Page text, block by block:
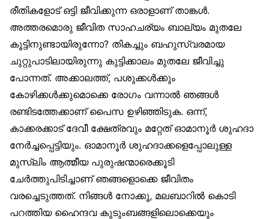
രീതികളോട് ഒട്ടി ജീവിക്കുന്ന ഒരാളാണ് താങ്കൾ.
അത്തരമൊരു ജീവിത സാഹചര്യം ബാല്യം മുതലേ
കൂട്ടിനുണ്ടായിരുന്നോ? തികച്ചും ബഹുസ്വരമായ
ചുറ്റുപാടിലായിരുന്നു കുട്ടിക്കാലം മുതലേ ജീവിച്ചു
പോന്നത്. അക്കാലത്ത്, പശുക്കൾക്കും
കോഴിക്കൾക്കുമൊക്കെ രോഗം വന്നാൽ ഞങ്ങൾ
രണ്ടിടത്തേക്കാണ് പൈസ ഉഴിഞ്ഞിടുക. ഒന്ന്,
കാക്കരക്കാട് ദേവീ ക്ഷേത്രവും മറ്റേത് ഓമാനൂർ ശുഹദാ
നേർച്ചപ്പെട്ടിയും. ഓമാനൂർ ശുഹദാക്കളെപ്പോലുള്ള
മുസ്‌ലിം ആത്മീയ പുരുഷന്മാരെക്കൂടി
ചേർത്തുപിടിച്ചാണ് ഞങ്ങളൊക്കെ ജീവിതം
വരച്ചെടുത്തത്. നിങ്ങൾ നോക്കൂ, മലബാറിൽ കൊടി
പറത്തിയ ഹൈന്ദവ കുടുംബങ്ങളിലൊക്കെയും